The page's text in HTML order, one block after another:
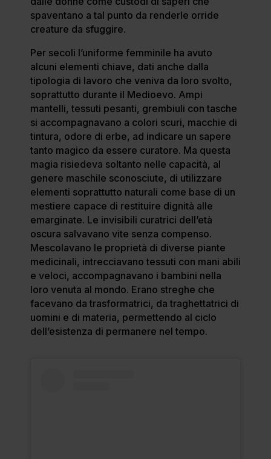
spaventano a tal punto da renderle orride
creature da sfuggire.
Per secoli l’uniforme femminile ha avuto
alcuni elementi chiave, dati anche dalla
tipologia di lavoro che veniva da loro svolto,
soprattutto durante il Medioevo. Ampi
mantelli, tessuti pesanti, grembiuli con tasche
si accompagnavano a colori scuri, macchie di
tintura, odore di erbe, ad indicare un sapere
tanto magico da essere curatore. Ma questa
magia risiedeva soltanto nelle capacità, al
genere maschile sconosciute, di utilizzare
elementi soprattutto naturali come base di un
mestiere capace di restituire dignità alle
emarginate. Le invisibili curatrici dell’età
oscura salvavano vite senza compenso.
Mescolavano le proprietà di diverse piante
medicinali, intrecciavano tessuti con mani abili
e veloci, accompagnavano i bambini nella
loro venuta al mondo. Erano streghe che
facevano da trasformatrici, da traghettatrici di
uomini e di materia, permettendo al ciclo
dell’esistenza di permanere nel tempo.